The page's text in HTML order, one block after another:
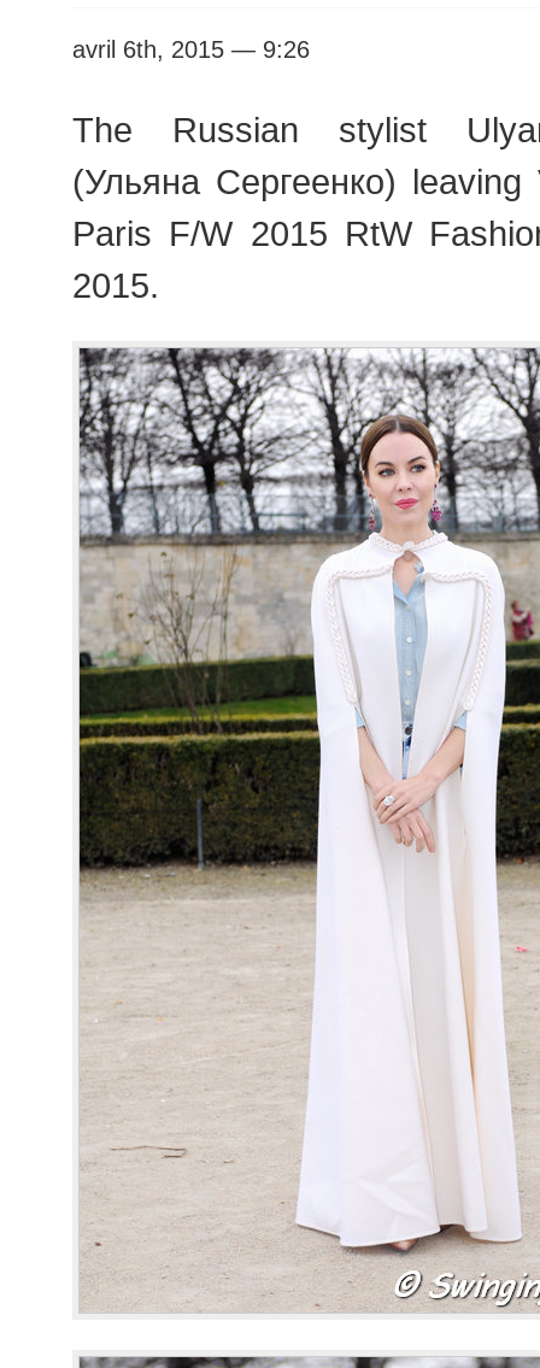
avril 6th, 2015 — 9:26
The Russian stylist
(Ульяна Сергеенко) leaving
Paris F/W 2015 RtW
2015.